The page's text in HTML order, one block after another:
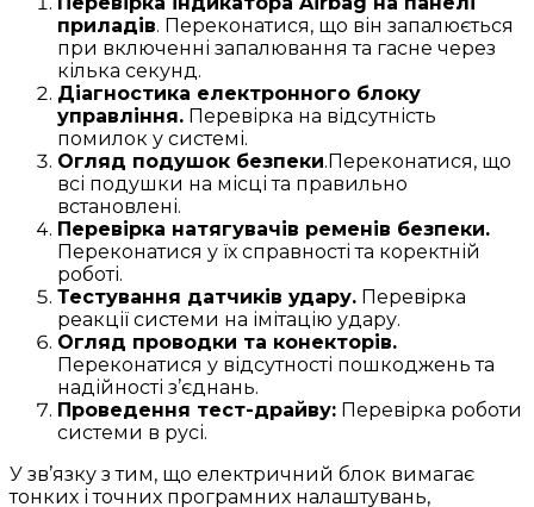
приладів. Переконатися, що він запалюється
при включенні запалювання та гасне через
кілька секунд.
Діагностика електронного блоку
управління. Перевірка на відсутність
помилок у системі.
Огляд подушок безпеки.Переконатися, що
всі подушки на місці та правильно
встановлені.
Перевірка натягувачів ременів безпеки.
Переконатися у їх справності та коректній
роботі.
Тестування датчиків удару. Перевірка
реакції системи на імітацію удару.
Огляд проводки та конекторів.
Переконатися у відсутності пошкоджень та
надійності з’єднань.
Проведення тест-драйву: Перевірка роботи
системи в русі.
У зв’язку з тим, що електричний блок вимагає
тонких і точних програмних налаштувань,